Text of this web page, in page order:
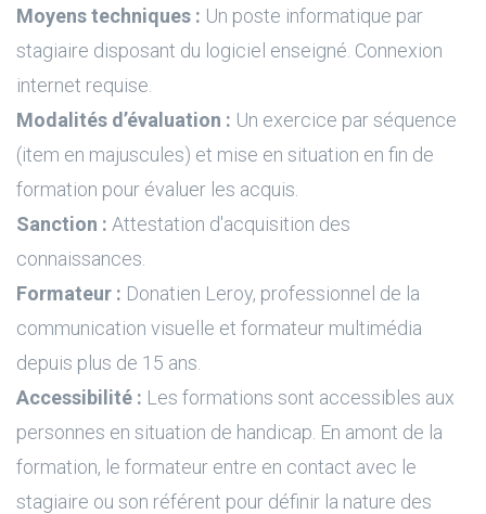
Moyens techniques : Un poste informatique par
stagiaire disposant du logiciel enseigné. Connexion
internet requise.
Modalités d’évaluation : Un exercice par séquence
(item en majuscules) et mise en situation en fin de
formation pour évaluer les acquis.
Sanction : Attestation d'acquisition des
connaissances.
Formateur : Donatien Leroy, professionnel de la
communication visuelle et formateur multimédia
depuis plus de 15 ans.
Accessibilité : Les formations sont accessibles aux
personnes en situation de handicap. En amont de la
formation, le formateur entre en contact avec le
stagiaire ou son référent pour définir la nature des